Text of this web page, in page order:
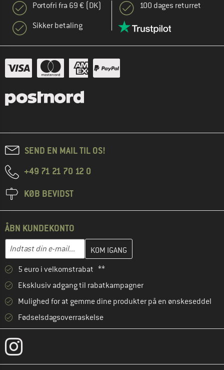
Portofri fra 69 € (DK)
Sikker betaling
100 dages returret
SEND EN MAIL TIL OS!
+49 71 21 70 12 0
KØB BEVIDST
ÅBN KUNDEKONTO
Indtast din e-mail...
Indtast din e-mailadresse her, og opret i næste trin din
5 euro i velkomstrabat **
Eksklusiv adgang til rabatkampagner
Mulighed for at gemme dine produkter på en ønskeseddel
Fødselsdagsoverraskelse